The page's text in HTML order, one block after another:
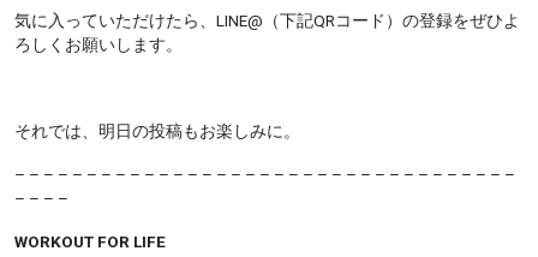
気に入っていただけたら、LINE@（下記QRコード）の登録をぜひよ
ろしくお願いします。
それでは、明日の投稿もお楽しみに。
– – – – – – – – – – – – – – – – – – – – – – – – – – – – – – – – – – –
– – – –
WORKOUT FOR LIFE